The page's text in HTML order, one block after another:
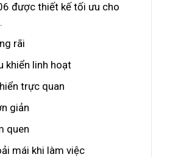
được thiết kế tối ưu cho
rãi
khiển linh hoạt
trực quan
giản
quen
mái khi làm việc